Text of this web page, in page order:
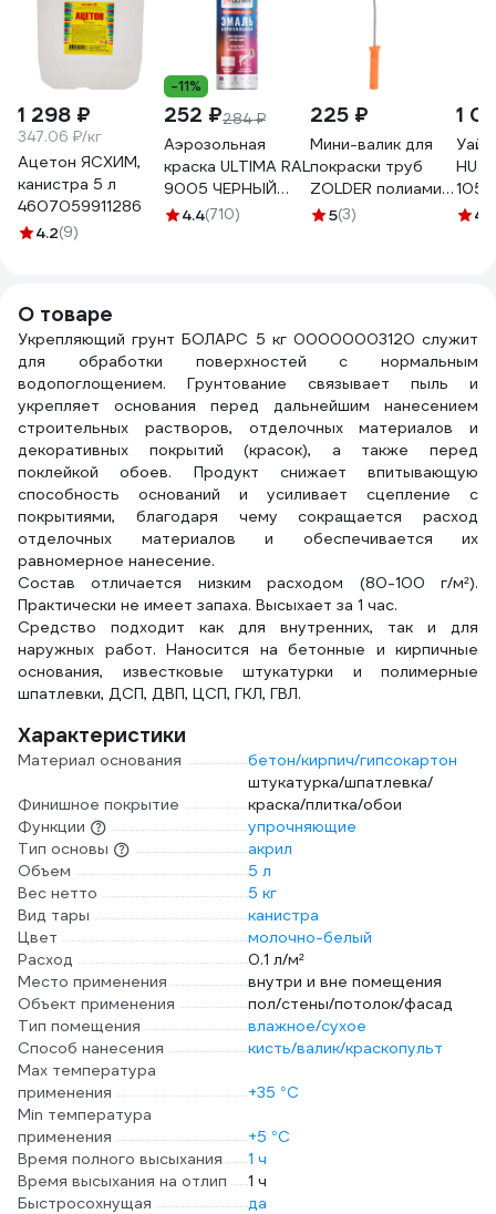
1 298 ₽
347.06 ₽/кг
Ацетон ЯСХИМ,
канистра 5 л
4607059911286
4.2(9)
-11%
252 ₽284 ₽
Аэрозольная
краска ULTIMA RAL
9005 ЧЕРНЫЙ
МАТОВЫЙ
4.4(710)
225 ₽
Мини-валик для
покраски труб
ZOLDER полиамид,
с ручкой, ворс 12
5(3)
1
4.9
О товаре
Укрепляющий грунт БОЛАРС 5 кг 00000003120 служит
для обработки поверхностей с нормальным
водопоглощением. Грунтование связывает пыль и
укрепляет основания перед дальнейшим нанесением
строительных растворов, отделочных материалов и
декоративных покрытий (красок), а также перед
поклейкой обоев. Продукт снижает впитывающую
способность оснований и усиливает сцепление с
покрытиями, благодаря чему сокращается расход
отделочных материалов и обеспечивается их
равномерное нанесение.
Состав отличается низким расходом (80-100 г/м²).
Практически не имеет запаха. Высыхает за 1 час.
Средство подходит как для внутренних, так и для
наружных работ. Наносится на бетонные и кирпичные
основания, известковые штукатурки и полимерные
шпатлевки, ДСП, ДВП, ЦСП, ГКЛ, ГВЛ.
Характеристики
Материал основания бетон/кирпич/гипсокартон
Финишное покрытие
штукатурка/шпатлевка/
краска/плитка/обои
Функции
упрочняющие
Тип основы
акрил
Объем
5 л
Вес нетто
5 кг
Вид тары
канистра
Цвет
молочно-белый
Расход
0.1 л/м²
Место применения
внутри и вне помещения
Объект применения
пол/стены/потолок/фасад
Тип помещения
влажное/сухое
Способ нанесения
кисть/валик/краскопульт
Max температура
применения
+35 °С
Min температура
применения
+5 °С
Время полного высыхания
1 ч
Время высыхания на отлип
1 ч
Быстросохнущая
да